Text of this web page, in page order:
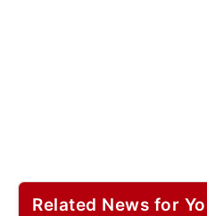
Related News for